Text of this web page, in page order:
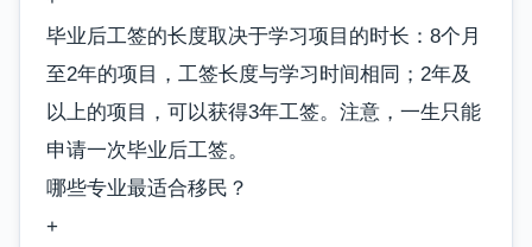
毕业后工签的长度取决于学习项目的时长：8个月
至2年的项目，工签长度与学习时间相同；2年及
以上的项目，可以获得3年工签。注意，一生只能
申请一次毕业后工签。
哪些专业最适合移民？
+